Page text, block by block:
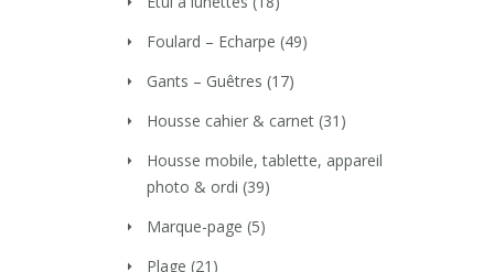
Foulard – Echarpe (49)
Gants – Guêtres (17)
Housse cahier & carnet (31)
Housse mobile, tablette, appareil
photo & ordi (39)
Marque-page (5)
Plage (21)